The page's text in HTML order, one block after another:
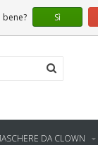
DA CLOWN
Sì